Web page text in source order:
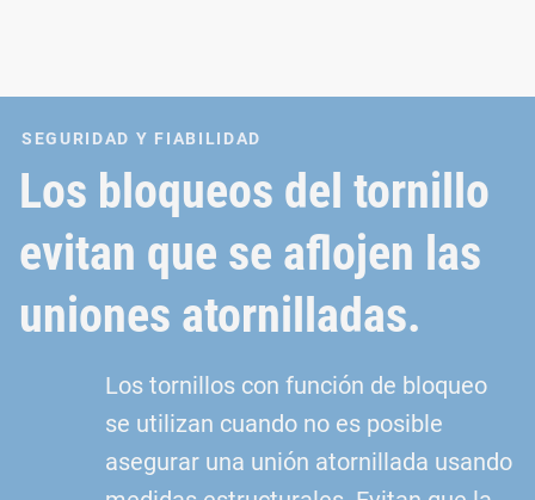
SEGURIDAD Y FIABILIDAD
Los bloqueos del tornillo
evitan que se aflojen las
uniones atornilladas.
Los tornillos con función de bloqueo
se utilizan cuando no es posible
asegurar una unión atornillada usando